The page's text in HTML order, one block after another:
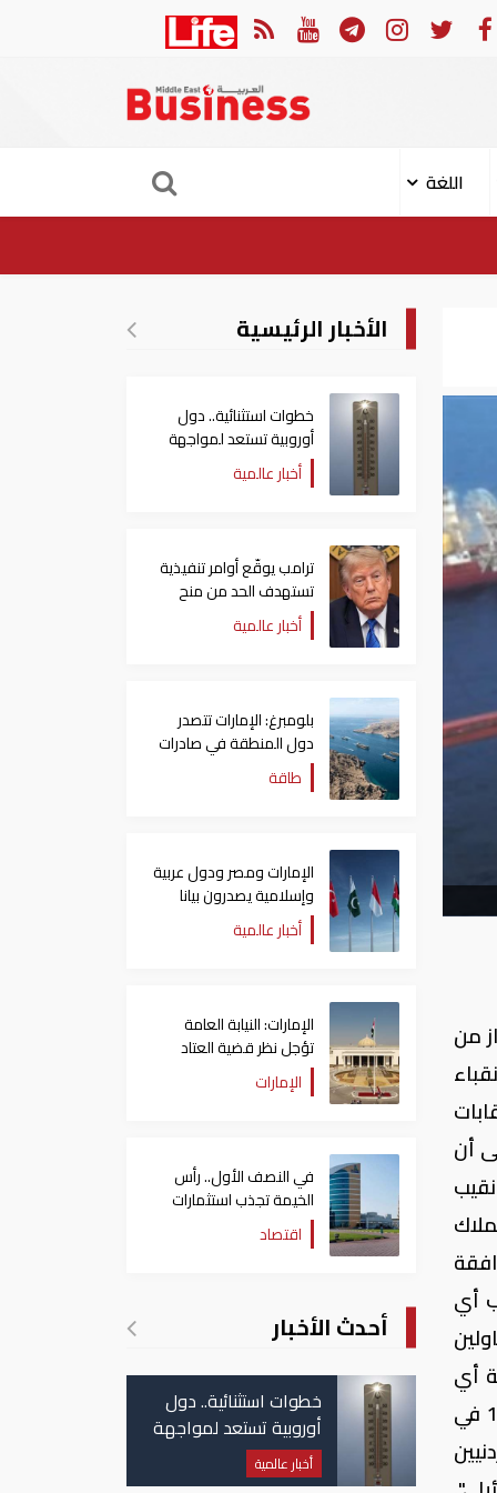
إصابة 11 مدنيا في هجوم حوثي على نجران
اللغة
من
أن
أي
أي
أوراق رسمية لهذا المشروع.. مشيرا إلى أن النقابة حاولت إلى جانب نقابة المهندسين من خلال المادة 16 في
الأخبار الرئيسية
خطوات استثنائية.. دول
أوروبية تستعد لمواجهة
موجة حر غير مسبوقة
أخبار عالمية
ترامب يوقّع أوامر تنفيذية
تستهدف الحد من منح
الجنسية الأمريكية بالولادة
أخبار عالمية
بلومبرغ: الإمارات تتصدر
دول المنطقة في صادرات
النفط عبر مضيق هرمز
طاقة
الإمارات ومصر ودول عربية
وإسلامية يصدرون بيانا
مشتركا بشأن الانتهاكات
الإسرائيلية في غزة
أخبار عالمية
الإمارات: النيابة العامة
تؤجل نظر قضية العتاد
العسكري للسودان
الإمارات
في النصف الأول.. رأس
الخيمة تجذب استثمارات
تتجاوز 771 مليون درهماقتصاد
أحدث الأخبار
خطوات استثنائية.. دول
أوروبية تستعد لمواجهة
موجة حر غير مسبوقة
أخبار عالمية